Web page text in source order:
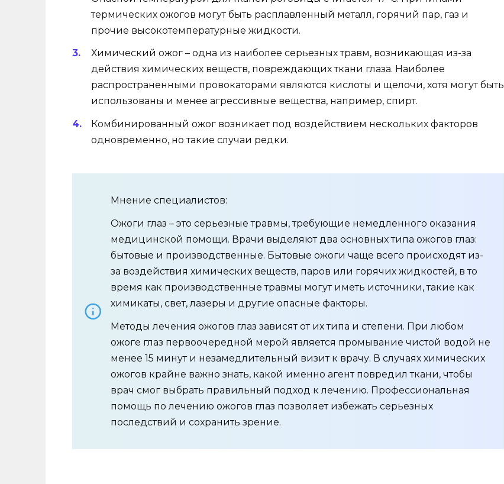
термических ожогов могут быть расплавленный металл, горячий пар, газ и
прочие высокотемпературные жидкости.
Химический ожог – одна из наиболее серьезных травм, возникающая из-за
действия химических веществ, повреждающих ткани глаза. Наиболее
распространенными провокаторами являются кислоты и щелочи, хотя могут быть
использованы и менее агрессивные вещества, например, спирт.
Комбинированный ожог возникает под воздействием нескольких факторов
одновременно, но такие случаи редки.
Мнение специалистов:
Ожоги глаз – это серьезные травмы, требующие немедленного оказания
медицинской помощи. Врачи выделяют два основных типа ожогов глаз:
бытовые и производственные. Бытовые ожоги чаще всего происходят из-
за воздействия химических веществ, паров или горячих жидкостей, в то
время как производственные травмы могут иметь источники, такие как
химикаты, свет, лазеры и другие опасные факторы.
Методы лечения ожогов глаз зависят от их типа и степени. При любом
ожоге глаз первоочередной мерой является промывание чистой водой не
менее 15 минут и незамедлительный визит к врачу. В случаях химических
ожогов крайне важно знать, какой именно агент повредил ткани, чтобы
врач смог выбрать правильный подход к лечению. Профессиональная
помощь по лечению ожогов глаз позволяет избежать серьезных
последствий и сохранить зрение.